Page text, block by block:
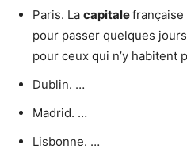
Paris. La capitalefrançaise
pour passer quelques
pour ceux qui n’y habitent
Dublin. …
Madrid. …
Lisbonne. …